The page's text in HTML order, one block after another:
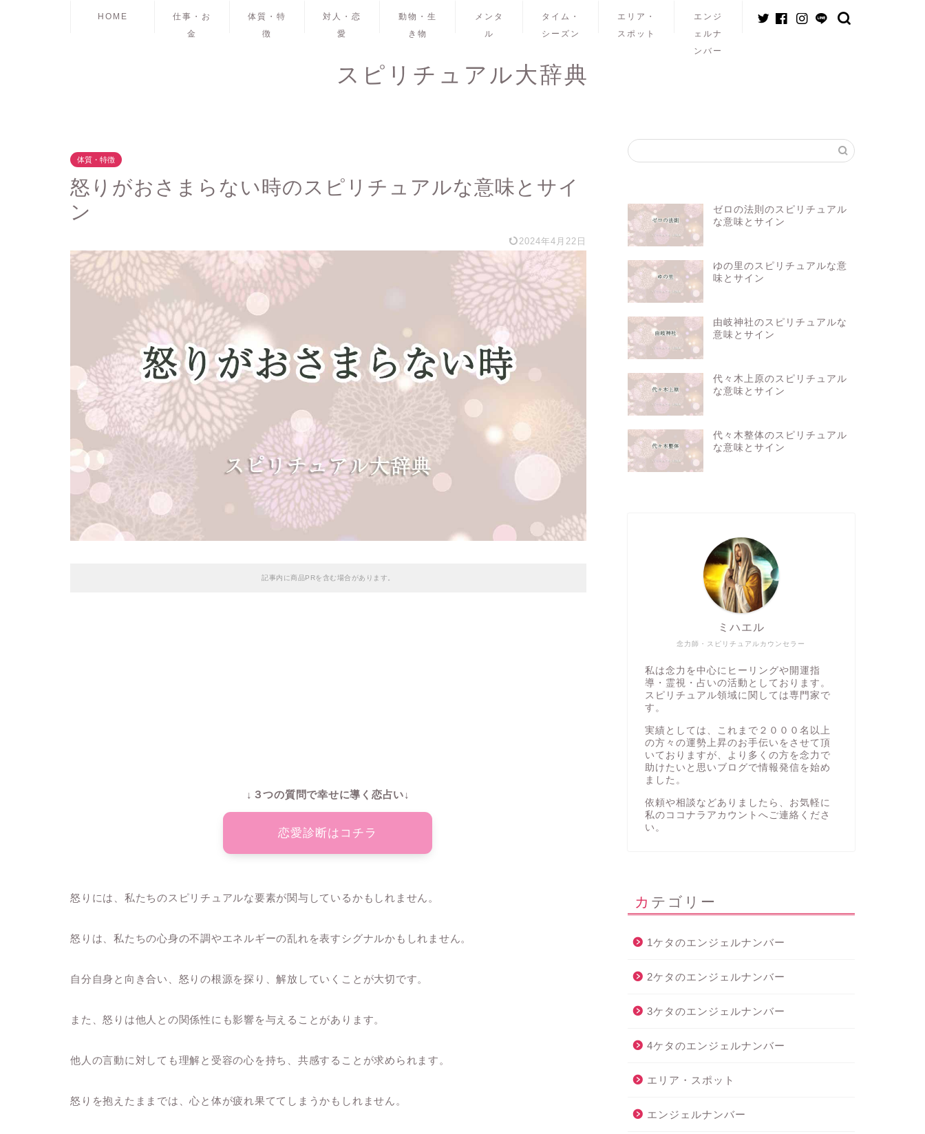
HOME
仕事・お
金
体質・特
徴
対人・恋
愛
動物・生
き物
メンタ
ル
タイム・
シーズン
エリア・
スポット
エンジ
ェルナ
ンバー
スピリチュアル大辞典
体質・特徴
怒りがおさまらない時のスピリチュアルな意味とサイ
ン
2024年4月22日
記事内に商品PRを含む場合があります。
↓３つの質問で幸せに導く恋占い↓
恋愛診断はコチラ
怒りには、私たちのスピリチュアルな要素が関与しているかもしれません。
怒りは、私たちの心身の不調やエネルギーの乱れを表すシグナルかもしれません。
自分自身と向き合い、怒りの根源を探り、解放していくことが大切です。
また、怒りは他人との関係性にも影響を与えることがあります。
他人の言動に対しても理解と受容の心を持ち、共感することが求められます。
怒りを抱えたままでは、心と体が疲れ果ててしまうかもしれません。
ゼロの法則のスピリチュアル
な意味とサイン
ゆの里のスピリチュアルな意
味とサイン
由岐神社のスピリチュアルな
意味とサイン
代々木上原のスピリチュアル
な意味とサイン
代々木整体のスピリチュアル
な意味とサイン
念力師・スピリチュアルカウンセラー
ミハエル
私は念力を中心にヒーリングや開運指
導・霊視・占いの活動としております。
スピリチュアル領域に関しては専門家で
す。
実績としては、これまで２０００名以上
の方々の運勢上昇のお手伝いをさせて頂
いておりますが、より多くの方を念力で
助けたいと思いブログで情報発信を始め
ました。
依頼や相談などありましたら、お気軽に
私の ココナラアカウント へご連絡くださ
い。
カテゴリー
1ケタのエンジェルナンバー
2ケタのエンジェルナンバー
3ケタのエンジェルナンバー
4ケタのエンジェルナンバー
エリア・スポット
エンジェルナンバー